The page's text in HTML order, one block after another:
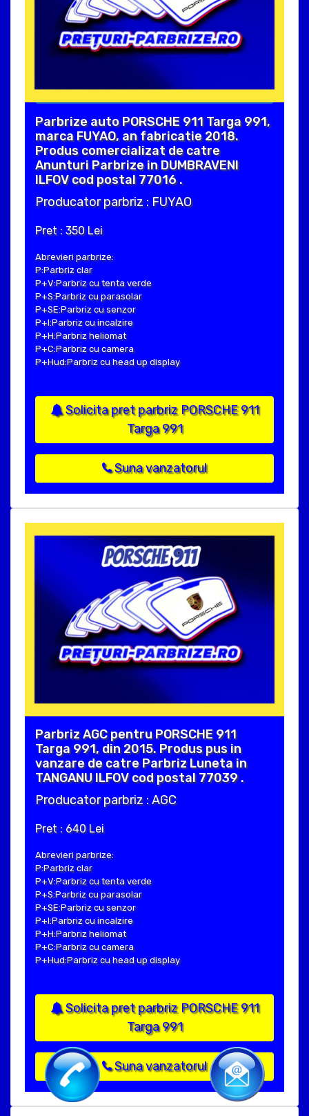
Parbrize auto PORSCHE 911 Targa 991,
marca FUYAO, an fabricatie 2018.
Produs comercializat de catre
Anunturi Parbrize in DUMBRAVENI
ILFOV cod postal 77016 .
Producator parbriz : FUYAO
Pret : 350 Lei
Abrevieri parbrize:
P:Parbriz clar
P+V:Parbriz cu tenta verde
P+S:Parbriz cu parasolar
P+SE:Parbriz cu senzor
P+I:Parbriz cu incalzire
P+H:Parbriz heliomat
P+C:Parbriz cu camera
P+Hud:Parbriz cu head up display
Solicita pret parbriz PORSCHE 911
Targa 991
Suna vanzatorul
Parbriz AGC pentru PORSCHE 911
Targa 991, din 2015. Produs pus in
vanzare de catre Parbriz Luneta in
TANGANU ILFOV cod postal 77039 .
Producator parbriz : AGC
Pret : 640 Lei
Abrevieri parbrize:
P:Parbriz clar
P+V:Parbriz cu tenta verde
P+S:Parbriz cu parasolar
P+SE:Parbriz cu senzor
P+I:Parbriz cu incalzire
P+H:Parbriz heliomat
P+C:Parbriz cu camera
P+Hud:Parbriz cu head up display
Solicita pret parbriz PORSCHE 911
Targa 991
Suna vanzatorul